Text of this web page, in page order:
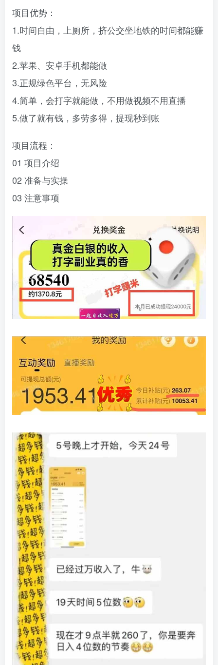
项目优势：
1.时间自由，上厕所，挤公交坐地铁的时间都能赚
钱
2.苹果、安卓手机都能做
3.正规绿色平台，无风险
4.简单，会打字就能做，不用做视频不用直播
5.做了就有钱，多劳多得，提现秒到账
项目流程：
01 项目介绍
02 准备与实操
03 注意事项